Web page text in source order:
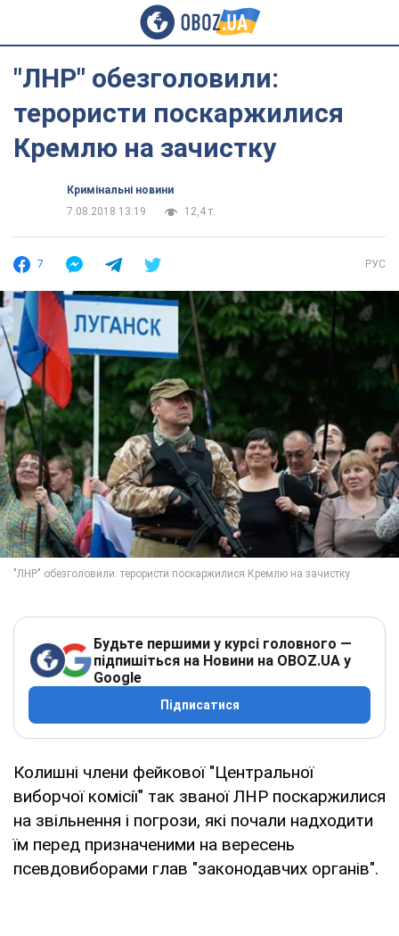
"ЛНР" обезголовили:
терористи поскаржилися
Кремлю на зачистку
Кримінальні новини
7.08.2018 13:19
12,4 т.
7 РУС
Будьте першими у курсі головного —
підпишіться на Новини на OBOZ.UA у
Google
Підписатися
Колишні члени фейкової "Центральної
виборчої комісії" так званої ЛНР поскаржилися
на звільнення і погрози, які почали надходити
їм перед призначеними на вересень
псевдовиборами глав "законодавчих органів".